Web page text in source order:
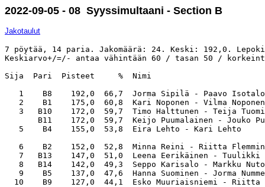
2022-09-05 - 08 Syyssimultaani - Section B
Jakotaulut
7 pöytää, 14 paria. Jakomäärä: 24. Keski: 192,0.
Keskiarvo+/=/- antaa vähintään 60 / tasan 50 /
Sija  Pari  Pisteet     %  Nimi
1    B8    192,0  66,7  Jorma Sipilä -
2    B1    175,0  60,8  Kari Noponen - Vilma
3   B10    172,0  59,7  Timo Halttunen - Teija
B11    172,0  59,7  Keijo Puumalainen
5    B4    155,0  53,8  Eira Lehto - Kari
6    B2    152,0  52,8  Minna Reini -
7   B13    147,0  51,0  Leena Eerikäinen -
8   B14    142,0  49,3  Seppo Karisalo -
9    B5    137,0  47,6  Hanna Suominen - Jorma
10    B9    127,0  44,1  Esko Muuriaisniemi